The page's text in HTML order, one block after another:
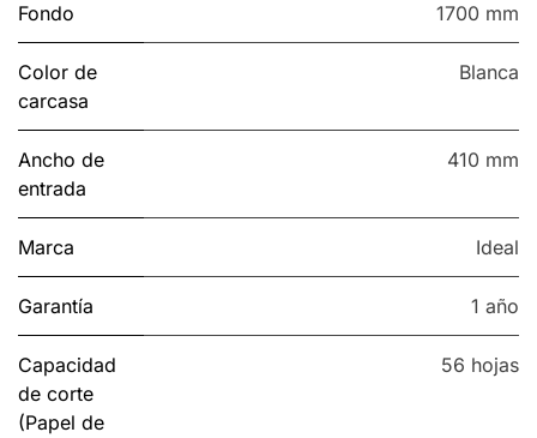
Fondo 1700 mm
Color de
carcasa
Blanca
Ancho de
entrada
410 mm
Marca Ideal
Garantía 1 año
Capacidad
de corte
(Papel de
56 hojas